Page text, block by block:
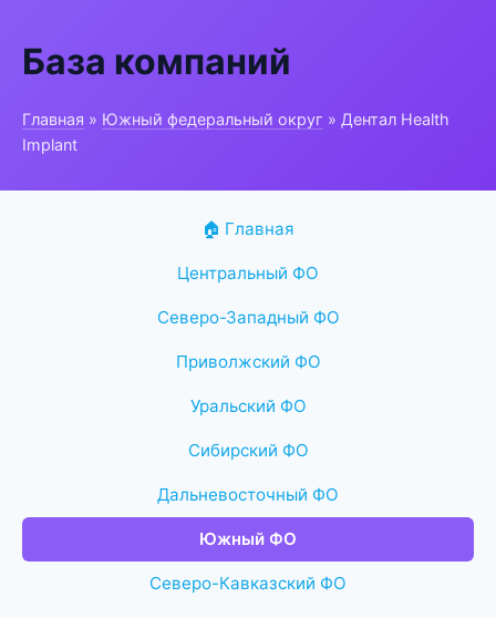
База компаний
Главная » Южный федеральный округ » Дентал Health
Implant
🏠 Главная
Центральный ФО
Северо-Западный ФО
Приволжский ФО
Уральский ФО
Сибирский ФО
Дальневосточный ФО
Южный ФО
Северо-Кавказский ФО